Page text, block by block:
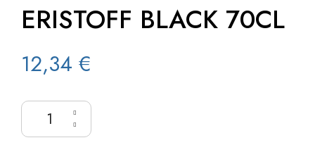
ERISTOFF BLACK 70CL
12,34 €